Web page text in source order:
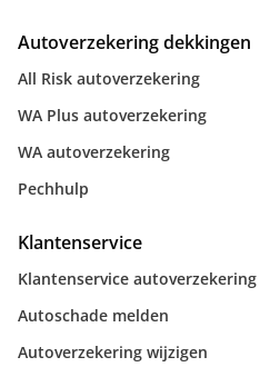
Autoverzekering dekkingen
All Risk autoverzekering
WA Plus autoverzekering
WA autoverzekering
Pechhulp
Klantenservice
Klantenservice autoverzekering
Autoschade melden
Autoverzekering wijzigen